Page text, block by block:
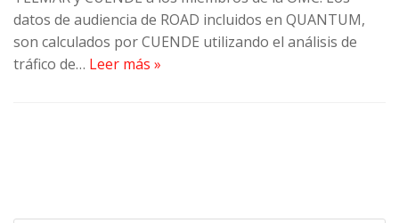
datos de audiencia de ROAD incluidos en QUANTUM,
son calculados por CUENDE utilizando el análisis de
tráfico de… Leer más »